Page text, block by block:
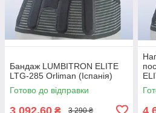
Бандаж LUMBITRON ELITE
LTG-285 Orliman (Іспанія)
Готово до відправки
3 092,60 ₴ 3 290 ₴ 4